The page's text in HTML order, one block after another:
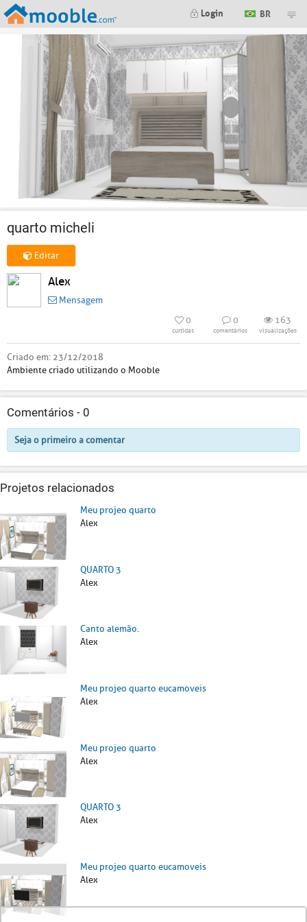
Login BR
quarto micheli
Editar
Alex
Mensagem
0
curtidas
0
comentários
163
visualizações
Criado em: 23/12/2018
Ambiente criado utilizando o Mooble
Comentários - 0
Seja o primeiro a comentar
Projetos relacionados
Meu projeo quarto
Alex
QUARTO 3
Alex
Canto alemão.
Alex
Meu projeo quarto eucamoveis
Alex
Meu projeo quarto
Alex
QUARTO 3
Alex
Meu projeo quarto eucamoveis
Alex